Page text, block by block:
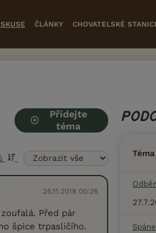
ČLÁNKY CHOVATELSKÉ
Přidejte
téma
25.11.2018 00:26
Před pár
špice trpasličího.
Téma